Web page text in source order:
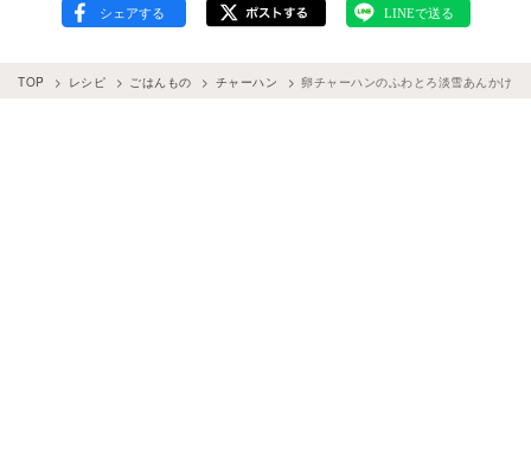
TOP レシピ ごはんもの チャーハン 卵チャーハンのふわとろ淡雪あんかけ